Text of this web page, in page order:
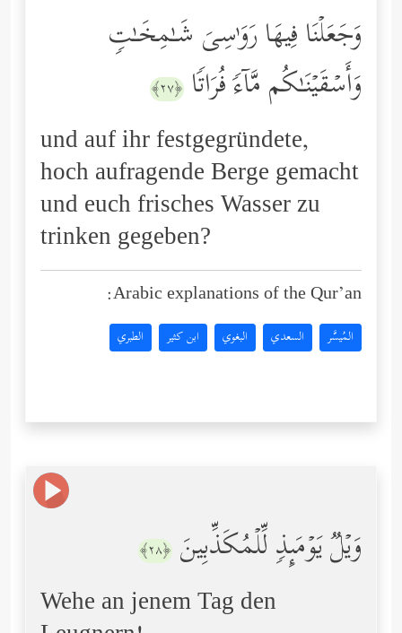
وَجَعَلۡنَا فِیهَا رَوَ ٰ⁠سِیَ شَـٰمِخَـٰتࣲ
وَأَسۡقَیۡنَـٰكُم مَّاۤءࣰ فُرَاتࣰا ﴿٢٧﴾
und auf ihr festgegründete,
hoch aufragende Berge gemacht
und euch frisches Wasser zu
trinken gegeben?
Arabic explanations of the Qur’an:
المُيسَّر السعدي البغوي ابن كثير الطبري
وَیۡلࣱ یَوۡمَىِٕذࣲ لِّلۡمُكَذِّبِینَ ﴿٢٨﴾
Wehe an jenem Tag den